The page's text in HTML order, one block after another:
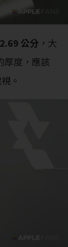
公分 ，大
厚度，應該
。